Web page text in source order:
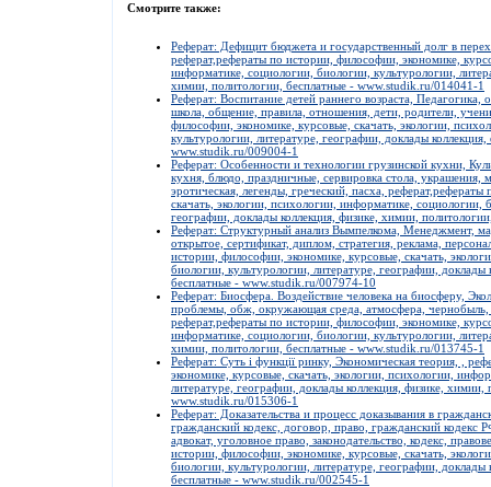
Смотрите также:
Реферат: Дефицит бюджета и государственный долг в
реферат,рефераты по истории, философии, экономике,
информатике, социологии, биологии, культурологии,
химии, политологии, бесплатные - www.studik.ru/014041-1
Реферат: Воспитание детей раннего возраста, Педагогика,
школа, общение, правила, отношения, дети, родители,
философии, экономике, курсовые, скачать, экологии,
культурологии, литературе, географии, доклады
www.studik.ru/009004-1
Реферат: Особенности и технологии грузинской кухни,
кухня, блюдо, праздничные, сервировка стола, украшения,
эротическая, легенды, греческий, пасха,
скачать, экологии, психологии, информатике, социологии,
географии, доклады коллекция, физике, химии,
Реферат: Структурный анализ Вымпелкома, Менеджмент,
открытое, сертификат, диплом, стратегия, реклама,
истории, философии, экономике, курсовые, скачать,
биологии, культурологии, литературе, географии,
бесплатные - www.studik.ru/007974-10
Реферат: Биосфера. Воздействие человека на биосферу,
проблемы, обж, окружающая среда, атмосфера,
реферат,рефераты по истории, философии, экономике,
информатике, социологии, биологии, культурологии,
химии, политологии, бесплатные - www.studik.ru/013745-1
Реферат: Суть і функції ринку, Экономическая теория, ,
экономике, курсовые, скачать, экологии, психологии,
литературе, географии, доклады коллекция, физике, химии,
www.studik.ru/015306-1
Реферат: Доказательства и процесс доказывания в
гражданский кодекс, договор, право, гражданский кодекс
адвокат, уголовное право, законодательство, кодекс,
истории, философии, экономике, курсовые, скачать,
биологии, культурологии, литературе, географии,
бесплатные - www.studik.ru/002545-1